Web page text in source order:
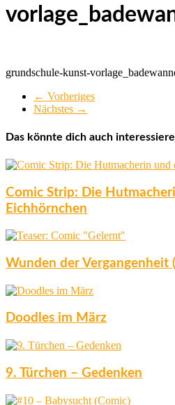
grundschule-kunst-
← Vorheriges
Nächstes →
Das könnte dich auch
Comic Strip: Die
Eichhörnchen
Wunden der Vergangenheit
Doodles im März
9. Türchen – Gedenken